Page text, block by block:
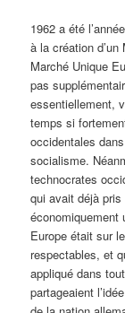
1962 a été
à la création
Marché Unique
pas
essentiellement,
temps si
occidentales
socialisme.
technocrates
qui avait déjà
économiquement
Europe était sur
respectables, et
appliqué dans
partageaient